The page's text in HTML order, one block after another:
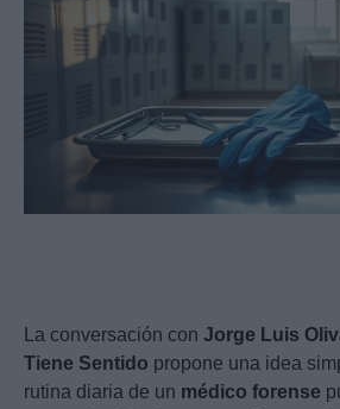
La conversación con Jorge Luis
Tiene Sentido propone una idea
rutina diaria de un médico forense